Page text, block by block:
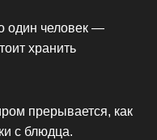
один человек —
хранить
прерывается, как
с блюдца.